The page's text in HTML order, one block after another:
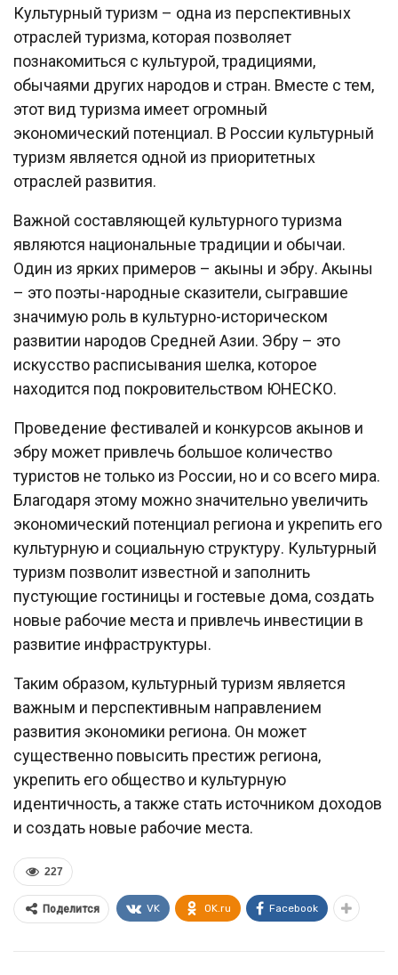
Культурный туризм – одна из перспективных
отраслей туризма, которая позволяет
познакомиться с культурой, традициями,
обычаями других народов и стран. Вместе с тем,
этот вид туризма имеет огромный
экономический потенциал. В России культурный
туризм является одной из приоритетных
отраслей развития.
Важной составляющей культурного туризма
являются национальные традиции и обычаи.
Один из ярких примеров – акыны и эбру. Акыны
– это поэты-народные сказители, сыгравшие
значимую роль в культурно-историческом
развитии народов Средней Азии. Эбру – это
искусство расписывания шелка, которое
находится под покровительством ЮНЕСКО.
Проведение фестивалей и конкурсов акынов и
эбру может привлечь большое количество
туристов не только из России, но и со всего мира.
Благодаря этому можно значительно увеличить
экономический потенциал региона и укрепить его
культурную и социальную структуру. Культурный
туризм позволит известной и заполнить
пустующие гостиницы и гостевые дома, создать
новые рабочие места и привлечь инвестиции в
развитие инфраструктуры.
Таким образом, культурный туризм является
важным и перспективным направлением
развития экономики региона. Он может
существенно повысить престиж региона,
укрепить его общество и культурную
идентичность, а также стать источником доходов
и создать новые рабочие места.
227
Поделится VK OK.ru Facebook